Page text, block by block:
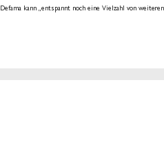
Defama kann „entspannt noch eine Vielzahl von